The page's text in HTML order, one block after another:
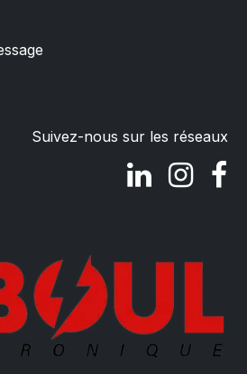
Suivez-nous sur les réseaux